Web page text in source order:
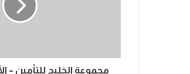
مجموعة الخليج للتأمين –